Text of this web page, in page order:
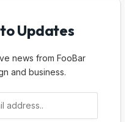
Updates
news from FooBar
and business.